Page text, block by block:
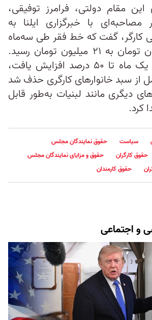
مقام دولتی، فرامرز توفیقی،
مصاحبه‌ای با خبرگزاری ایلنا به
کارگر، گفت که خط فقر طی سه‌ماه
اخیر، از ۱۸ میلیون تومان به ۲۱ میلیون تومان رسید.
قیمت‌ها در مدت یک ماه تا ۵۰ درصد افزایش یافت،
از سبد خانوارهای کارگری حذف شد
دیگری مانند لبنیات به‌طور قابل
کرد.
سیاست
حقوق نمایندگان مجلس
حقوق کارگران
حقوق و مزایای نمایندگان مجلس
حقوق کارمندان
و اجتماعی